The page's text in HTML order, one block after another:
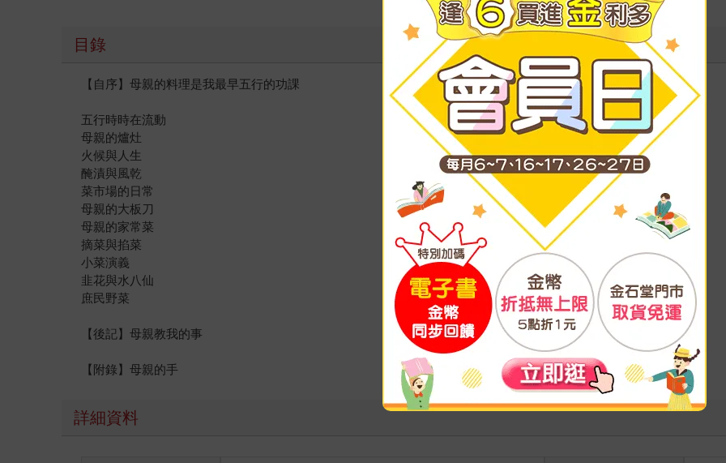
目錄
【自序】母親的料理是我最早五行的功課
五行時時在流動
母親的爐灶
火候與人生
醃漬與風乾
菜市場的日常
母親的大板刀
母親的家常菜
摘菜與掐菜
小菜演義
韭花與水八仙
庶民野菜
【後記】母親教我的事
【附錄】母親的手
詳細資料